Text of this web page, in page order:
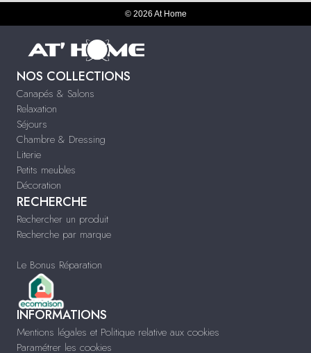
© 2026 At Home
NOS COLLECTIONS
Canapés & Salons
Relaxation
Séjours
Chambre & Dressing
Literie
Petits meubles
Décoration
RECHERCHE
Rechercher un produit
Recherche par marque
Le Bonus Réparation
INFORMATIONS
Mentions légales et Politique relative aux cookies
Paramétrer les cookies